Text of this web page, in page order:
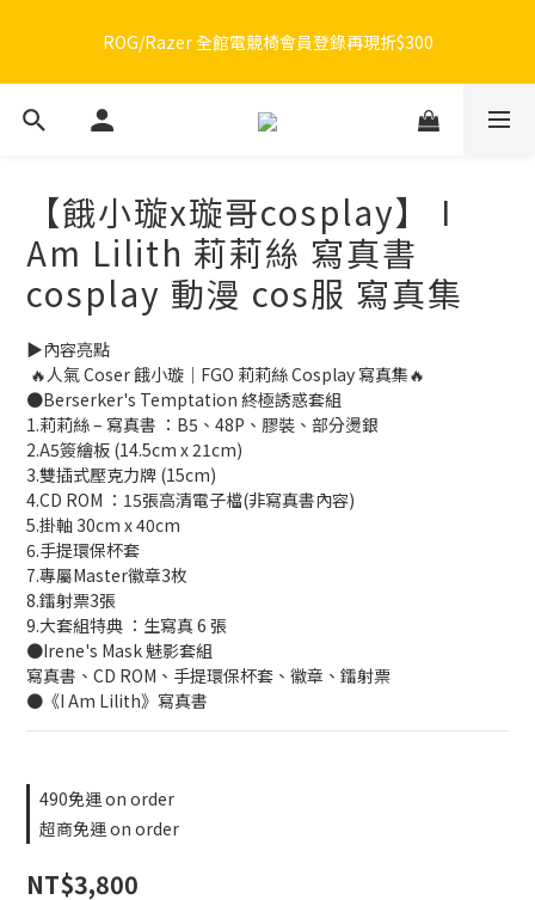
300
ROG/Razer 全館電競椅會員登錄再現折$300
🔥品牌限定滿額折🔥ROG周邊滿1500折100 / 2500折200 / 3000折
【餓小璇x璇哥cosplay】 I
Am Lilith 莉莉絲 寫真書
cosplay 動漫 cos服 寫真集
▶️內容亮點
🔥人氣 Coser 餓小璇｜FGO 莉莉絲 Cosplay 寫真集🔥
●Berserker's Temptation 終極誘惑套組
1.莉莉絲 – 寫真書 ：B5、48P、膠裝、部分燙銀
2.A5簽繪板 (14.5cm x 21cm)
3.雙插式壓克力牌 (15cm)
4.CD ROM ：15張高清電子檔(非寫真書內容)
5.掛軸 30cm x 40cm
6.手提環保杯套
7.專屬Master徽章3枚
8.鐳射票3張
9.大套組特典 ：生寫真 6 張
●Irene's Mask 魅影套組
寫真書、CD ROM、手提環保杯套、徽章、鐳射票
●《I Am Lilith》寫真書
490免運 on order
超商免運 on order
NT$3,800